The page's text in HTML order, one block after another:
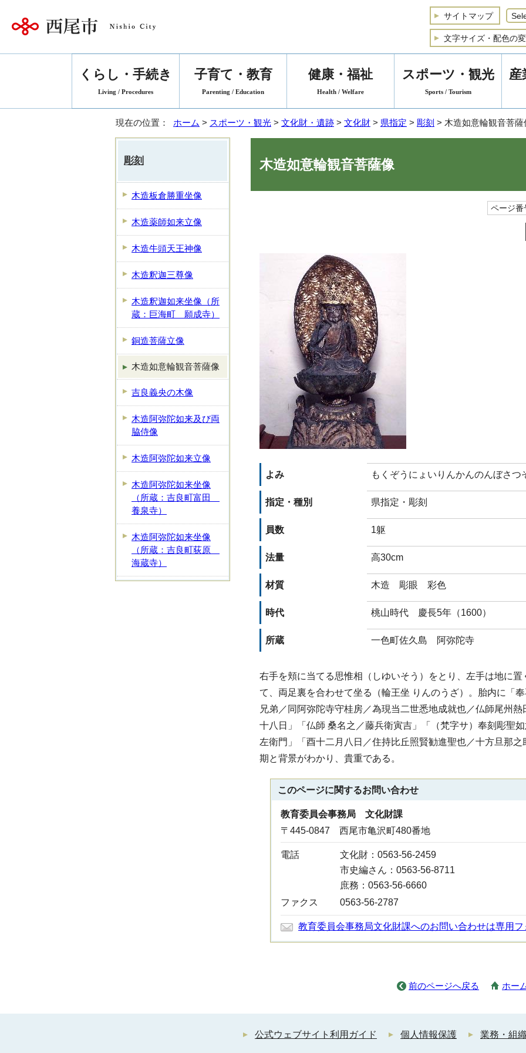
サイトマップ
文字サイズ・配色の
くらし・手続き
Living / Procedures
子育て・教育
Parenting / Education
健康・福祉
Health / Welfare
スポーツ・観光
Sports / Tourism
産
現在の位置： ホーム > スポーツ・観光 > 文化財・遺跡 > 文化財 > 県指定 > 彫刻 > 木造如意輪観音菩薩
木造如意輪観音菩薩像
ページ
よみ もくぞうにょいりんかんのんぼさつ
指定・種別 県指定・彫刻
員数 1躯
法量 高30cm
材質 木造 彫眼 彩色
時代 桃山時代 慶長5年（1600）
所蔵 一色町佐久島 阿弥陀寺
右手を頬に当てる思惟相（しゆいそう）をとり、左手は地に
て、両足裏を合わせて坐る（輪王坐 りんのうざ）。胎内に「
兄弟／同阿弥陀寺守桂房／為現当二世悉地成就也／仏師尾州
十八日」「仏師 桑名之／藤兵衛寅吉」「（梵字サ）奉刻彫聖
左衛門」「酉十二月八日／住持比丘照賢勧進聖也／十方旦那
期と背景がわかり、貴重である。
このページに関するお問い合わせ
教育委員会事務局 文化財課
〒445-0847 西尾市亀沢町480番地
電話
文化財：0563-56-2459
市史編さん：0563-56-8711
庶務：0563-56-6660
ファクス
0563-56-2787
教育委員会事務局文化財課へのお問い合わせは専用
彫刻
木造板倉勝重坐像
木造薬師如来立像
木造牛頭天王神像
木造釈迦三尊像
木造釈迦如来坐像（所
蔵：巨海町 願成寺）
銅造菩薩立像
木造如意輪観音菩薩像
吉良義央の木像
木造阿弥陀如来及び両
脇侍像
木造阿弥陀如来立像
木造阿弥陀如来坐像
（所蔵：吉良町富田
養泉寺）
木造阿弥陀如来坐像
（所蔵：吉良町荻原
海蔵寺）
前のページへ戻る ホー
公式ウェブサイト利用ガイド 個人情報保護 業務・組